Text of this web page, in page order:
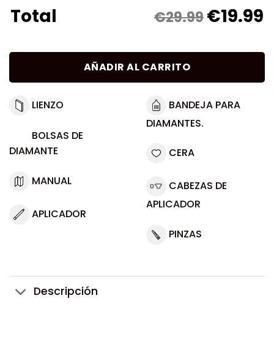
Total €29.99€19.99
AÑADIR AL CARRITO
LIENZO
BOLSAS DE
DIAMANTE
MANUAL
APLICADOR
BANDEJA PARA
DIAMANTES.
CERA
CABEZAS DE
APLICADOR
PINZAS
Descripción